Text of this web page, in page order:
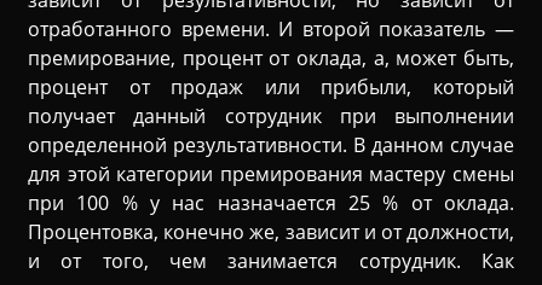
отработанного времени. И второй показатель —
премирование, процент от оклада, а, может быть,
процент от продаж или прибыли, который
получает данный сотрудник при выполнении
определенной результативности. В данном случае
для этой категории премирования мастеру смены
при 100 % у нас назначается 25 % от оклада.
Процентовка, конечно же, зависит и от должности,
и от того, чем занимается сотрудник. Как